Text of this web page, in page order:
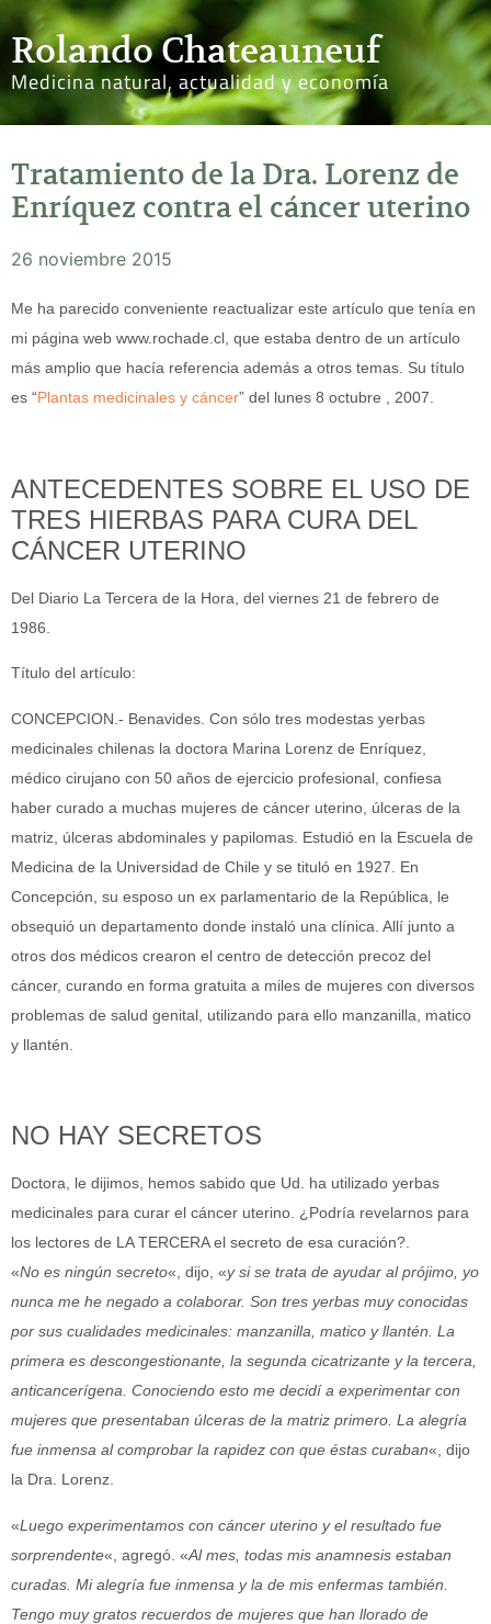
Rolando Chateauneuf
Medicina natural, actualidad y economía
Tratamiento de la Dra. Lorenz de
Enríquez contra el cáncer uterino
26 noviembre 2015
Me ha parecido conveniente reactualizar este artículo que tenía en
mi página web www.rochade.cl, que estaba dentro de un artículo
más amplio que hacía referencia además a otros temas. Su título
es “Plantas medicinales y cáncer” del lunes 8 octubre , 2007.
ANTECEDENTES SOBRE EL USO DE
TRES HIERBAS PARA CURA DEL
CÁNCER UTERINO
Del Diario La Tercera de la Hora, del viernes 21 de febrero de
1986.
Título del artículo:
CONCEPCION.- Benavides. Con sólo tres modestas yerbas
medicinales chilenas la doctora Marina Lorenz de Enríquez,
médico cirujano con 50 años de ejercicio profesional, confiesa
haber curado a muchas mujeres de cáncer uterino, úlceras de la
matriz, úlceras abdominales y papilomas. Estudió en la Escuela de
Medicina de la Universidad de Chile y se tituló en 1927. En
Concepción, su esposo un ex parlamentario de la República, le
obsequió un departamento donde instaló una clínica. Allí junto a
otros dos médicos crearon el centro de detección precoz del
cáncer, curando en forma gratuita a miles de mujeres con diversos
problemas de salud genital, utilizando para ello manzanilla, matico
y llantén.
NO HAY SECRETOS
Doctora, le dijimos, hemos sabido que Ud. ha utilizado yerbas
medicinales para curar el cáncer uterino. ¿Podría revelarnos para
los lectores de LA TERCERA el secreto de esa curación?.
«No es ningún secreto«, dijo, «y si se trata de ayudar al prójimo, yo
nunca me he negado a colaborar. Son tres yerbas muy conocidas
por sus cualidades medicinales: manzanilla, matico y llantén. La
primera es descongestionante, la segunda cicatrizante y la tercera,
anticancerígena. Conociendo esto me decidí a experimentar con
mujeres que presentaban úlceras de la matriz primero. La alegría
fue inmensa al comprobar la rapidez con que éstas curaban«, dijo
la Dra. Lorenz.
«Luego experimentamos con cáncer uterino y el resultado fue
sorprendente«, agregó. «Al mes, todas mis anamnesis estaban
curadas. Mi alegría fue inmensa y la de mis enfermas también.
Tengo muy gratos recuerdos de mujeres que han llorado de